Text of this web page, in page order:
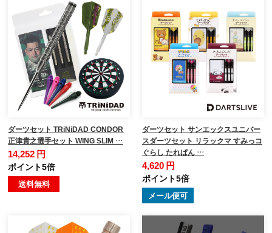
ダーツセット TRiNiDAD CONDOR
正津貴之選手セット WING SLIM …
14,252 円
ポイント5倍
送料無料
ダーツセット サンエックスユニバー
スダーツセット リラックマ すみっコ
ぐらし たれぱん …
4,620 円
ポイント5倍
メール便可